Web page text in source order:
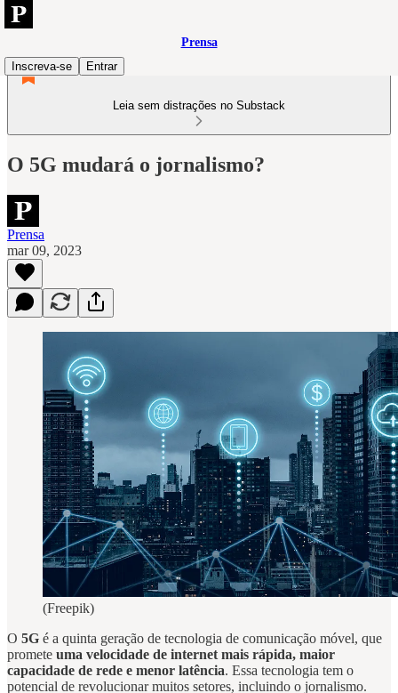
Prensa
Inscreva-se
Entrar
Leia sem distrações no Substack
O 5G mudará o jornalismo?
Prensa
mar 09, 2023
(Freepik)
O 5G é a quinta geração de tecnologia de comunicação móvel, que
promete uma velocidade de internet mais rápida, maior
capacidade de rede e menor latência. Essa tecnologia tem o
potencial de revolucionar muitos setores, incluindo o jornalismo.